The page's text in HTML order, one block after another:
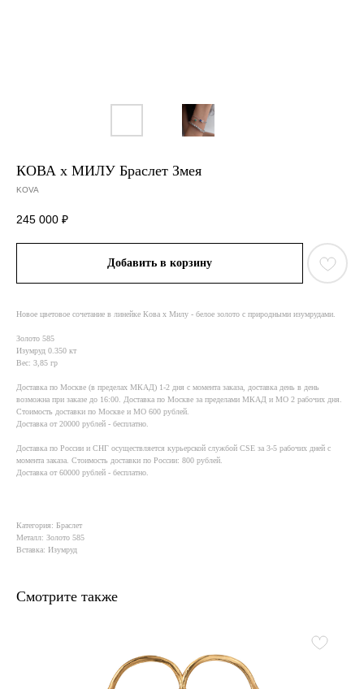
КОВА x МИЛУ Браслет Змея
KOVA
245 000 ₽
Добавить в корзину
Новое цветовое сочетание в линейке Кова х Милу - белое золото с природными изумрудами.
Золото 585
Изумруд 0.350 кт
Вес: 3,85 гр
Доставка по Москве (в пределах МКАД) 1-2 дня с момента заказа, доставка день в день
возможна при заказе до 16:00. Доставка по Москве за пределами МКАД и МО 2 рабочих дня.
Стоимость доставки по Москве и МО 600 рублей.
Доставка от 20000 рублей - бесплатно.
Доставка по России и СНГ осуществляется курьерской службой CSE за 3-5 рабочих дней с
момента заказа. Стоимость доставки по России: 800 рублей.
Доставка от 60000 рублей - бесплатно.
Категория: Браслет
Металл: Золото 585
Вставка: Изумруд
Смотрите также